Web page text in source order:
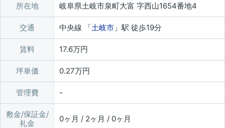
所在地 岐阜県土岐市泉町大富 字西山1654番地4
交通 中央線 「土岐市 」駅 徒歩19分
賃料 17.6万円
坪単価 0.27万円
管理費
敷金/保証金/
礼金
0ヶ月 / 2ヶ月 / 0ヶ月